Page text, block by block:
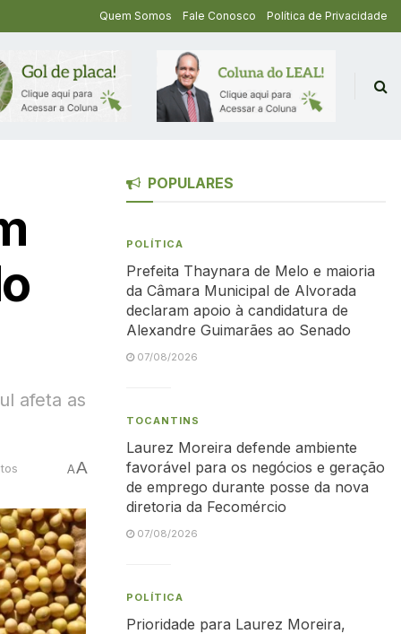
Quem Somos Fale Conosco Política de Privacidade
afeta as
AA
POPULARES
POLÍTICA
Prefeita Thaynara de Melo e maioria
da Câmara Municipal de Alvorada
declaram apoio à candidatura de
Alexandre Guimarães ao Senado
07/08/2026
TOCANTINS
Laurez Moreira defende ambiente
favorável para os negócios e geração
de emprego durante posse da nova
diretoria da Fecomércio
07/08/2026
POLÍTICA
Prioridade para Laurez Moreira,